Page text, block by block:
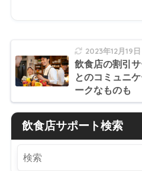
2023年12月19日
飲食店の割引
とのコミュニ
ークなものも
飲食店サポート検索